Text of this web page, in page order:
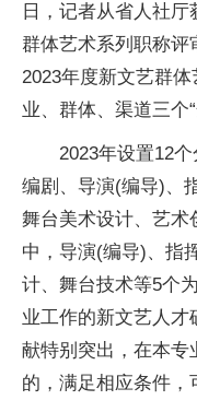
日，记者从省人社
群体艺术系列职称评
2023年度新文艺群
业、群体、渠道三个“
2023年设置12
编剧、导演(编导)、
舞台美术设计、艺术
中，导演(编导)、指
计、舞台技术等5个
业工作的新文艺人
献特别突出，在本专
的，满足相应条件，